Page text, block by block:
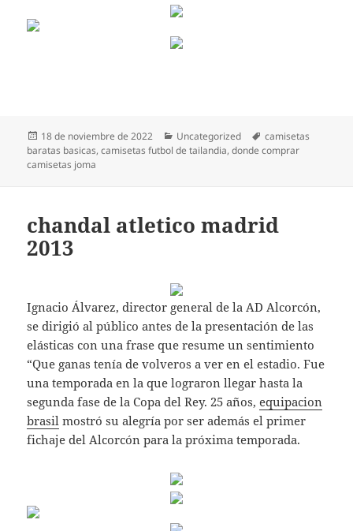
Publicado
el
18 de noviembre de 2022 Categorías
Uncategorized Etiquetas
camisetas
baratas basicas,camisetas futbol de tailandia,donde comprar
camisetas joma
chandal atletico madrid
2013
Ignacio Álvarez, director general de la AD Alcorcón,
se dirigió al público antes de la presentación de las
elásticas con una frase que resume un sentimiento
“Que ganas tenía de volveros a ver en el estadio. Fue
una temporada en la que lograron llegar hasta la
segunda fase de la Copa del Rey. 25 años,equipacion
brasil mostró su alegría por ser además el primer
fichaje del Alcorcón para la próxima temporada.